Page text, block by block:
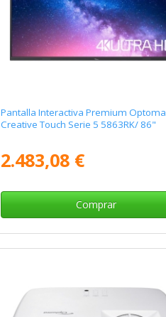
Pantalla Interactiva Premium Optoma
Creative Touch Serie 5 5863RK/ 86"
2.483,08 €
Comprar